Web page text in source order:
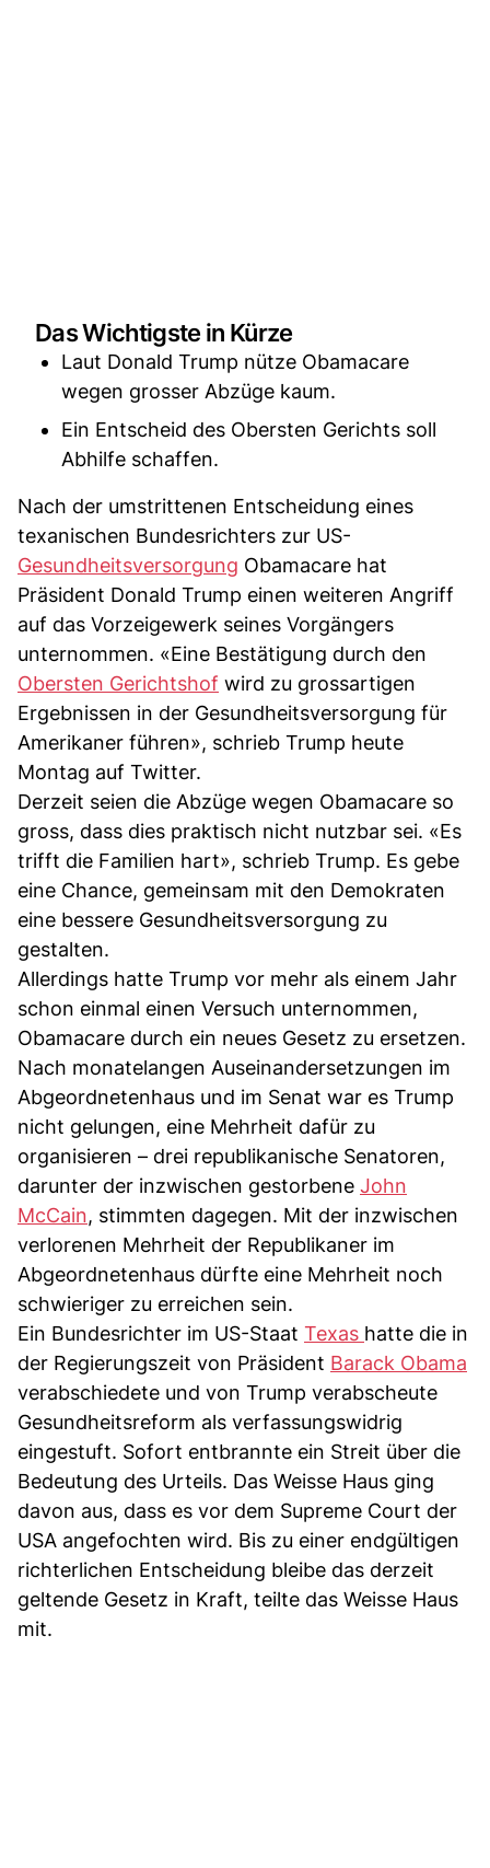
Das Wichtigste in Kürze
Laut Donald Trump nütze Obamacare
wegen grosser Abzüge kaum.
Ein Entscheid des Obersten Gerichts soll
Abhilfe schaffen.
Nach der umstrittenen Entscheidung eines
texanischen Bundesrichters zur US-
Gesundheitsversorgung Obamacare hat
Präsident Donald Trump einen weiteren Angriff
auf das Vorzeigewerk seines Vorgängers
unternommen. «Eine Bestätigung durch den
Obersten Gerichtshof wird zu grossartigen
Ergebnissen in der Gesundheitsversorgung für
Amerikaner führen», schrieb Trump heute
Montag auf Twitter.
Derzeit seien die Abzüge wegen Obamacare so
gross, dass dies praktisch nicht nutzbar sei. «Es
trifft die Familien hart», schrieb Trump. Es gebe
eine Chance, gemeinsam mit den Demokraten
eine bessere Gesundheitsversorgung zu
gestalten.
Allerdings hatte Trump vor mehr als einem Jahr
schon einmal einen Versuch unternommen,
Obamacare durch ein neues Gesetz zu ersetzen.
Nach monatelangen Auseinandersetzungen im
Abgeordnetenhaus und im Senat war es Trump
nicht gelungen, eine Mehrheit dafür zu
organisieren – drei republikanische Senatoren,
darunter der inzwischen gestorbene John
McCain, stimmten dagegen. Mit der inzwischen
verlorenen Mehrheit der Republikaner im
Abgeordnetenhaus dürfte eine Mehrheit noch
schwieriger zu erreichen sein.
Ein Bundesrichter im US-Staat Texas hatte die in
der Regierungszeit von Präsident Barack Obama
verabschiedete und von Trump verabscheute
Gesundheitsreform als verfassungswidrig
eingestuft. Sofort entbrannte ein Streit über die
Bedeutung des Urteils. Das Weisse Haus ging
davon aus, dass es vor dem Supreme Court der
USA angefochten wird. Bis zu einer endgültigen
richterlichen Entscheidung bleibe das derzeit
geltende Gesetz in Kraft, teilte das Weisse Haus
mit.